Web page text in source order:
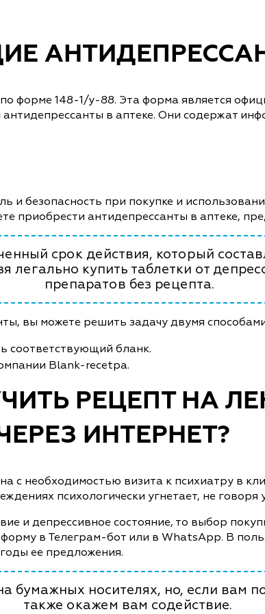
форме 148-1/у-88. Эта форма является
в аптеке. Они содержат
и безопасность при покупке и
приобрести антидепрессанты в аптеке,
срок действия, который
легально купить таблетки от
препаратов без рецепта.
вы можете решить задачу двумя
соответствующий бланк.
Blank-recetpa.
РЕЦЕПТ НА
ИНТЕРНЕТ?
с необходимостью визита к психиатру в
психологически угнетает, не
и депрессивное состояние, то выбор
в Телеграм-бот или в WhatsApp. В
ее предложения.
носителях, но, если вам
также окажем вам содействие.